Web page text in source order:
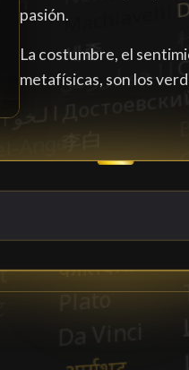
pasión.
La costumbre, el
metafísicas, son los